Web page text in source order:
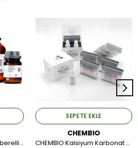
Merck 814464 0005 Gibberellic Acid For Synthesis 5 GR.
SEPETE EKLE
CHEMBIO
CHEMBIO Kalsiyum Karbonat Test Kiti Titrimetrik 17,8 ppm=1 damla 50-70 Test